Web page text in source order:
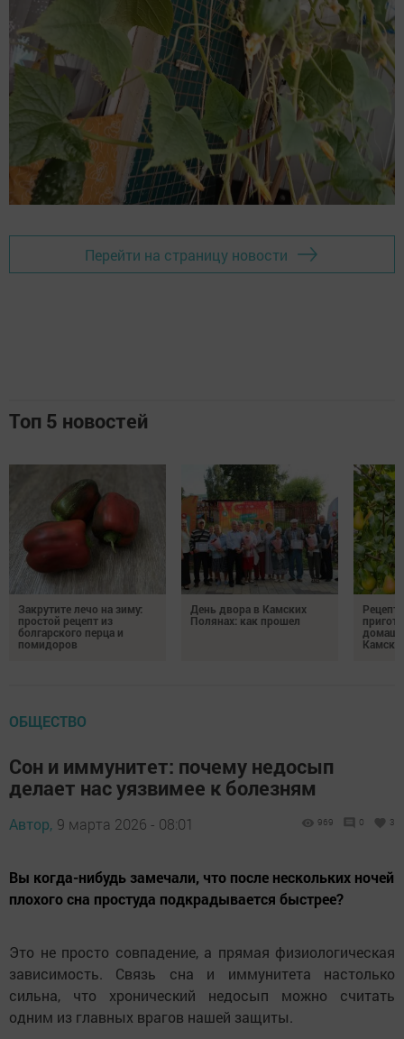
Перейти на страницу новости
Топ 5 новостей
Закрутите лечо на зиму:
простой рецепт из
болгарского перца и
помидоров
День двора в Камских
Полянах: как прошел
ОБЩЕСТВО
Сон и иммунитет: почему недосып
делает нас уязвимее к болезням
Автор, 9 марта 2026 - 08:01 969 0 3
Вы когда-нибудь замечали, что после нескольких ночей
плохого сна простуда подкрадывается быстрее?
Это не просто совпадение, а прямая физиологическая
зависимость. Связь сна и иммунитета настолько
сильна, что хронический недосып можно считать
одним из главных врагов нашей защиты.